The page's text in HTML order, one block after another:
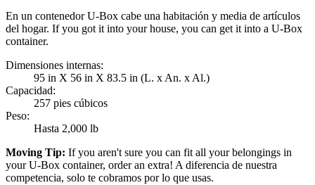
En un contenedor U-Box cabe una habitación y media de artículos
del hogar. If you got it into your house, you can get it into a U-Box
container.
Dimensiones internas:
95 in X 56 in X 83.5 in (L. x An. x Al.)
Capacidad:
257 pies cúbicos
Peso:
Hasta 2,000 lb
Moving Tip: If you aren't sure you can fit all your belongings in
yourU-Box container, order an extra! A diferencia de nuestra
competencia, solo te cobramos por lo que usas.